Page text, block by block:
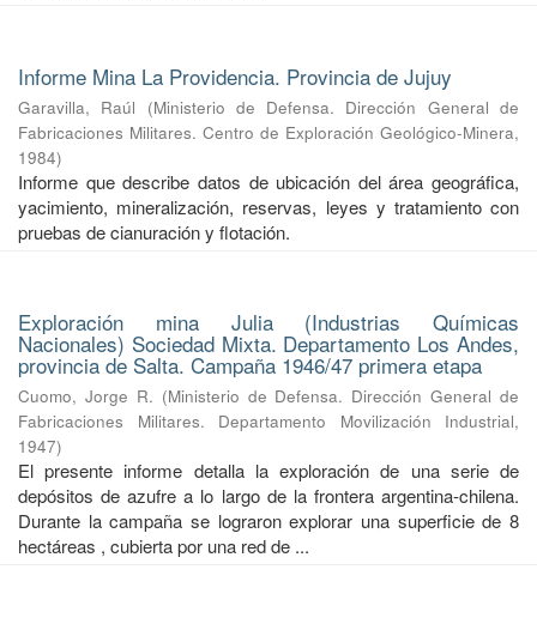
Informe Mina La Providencia. Provincia de Jujuy
Garavilla, Raúl (Ministerio de Defensa. Dirección General de
Fabricaciones Militares. Centro de Exploración Geológico-Minera,
1984)
Informe que describe datos de ubicación del área geográfica,
yacimiento, mineralización, reservas, leyes y tratamiento con
pruebas de cianuración y flotación.
Exploración mina Julia (Industrias Químicas
Nacionales) Sociedad Mixta. Departamento Los Andes,
provincia de Salta. Campaña 1946/47 primera etapa
Cuomo, Jorge R. (Ministerio de Defensa. Dirección General de
Fabricaciones Militares. Departamento Movilización Industrial,
1947)
El presente informe detalla la exploración de una serie de
depósitos de azufre a lo largo de la frontera argentina-chilena.
Durante la campaña se lograron explorar una superficie de 8
hectáreas , cubierta por una red de ...